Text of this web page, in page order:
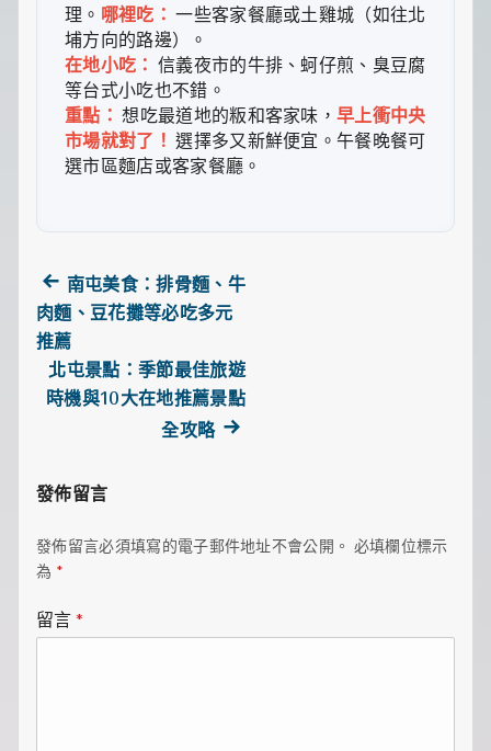
理。 哪裡吃： 一些客家餐廳或土雞城（如往北
埔方向的路邊）。
在地小吃： 信義夜市的牛排、蚵仔煎、臭豆腐
等台式小吃也不錯。
重點： 想吃最道地的粄和客家味，早上衝中央
市場就對了！ 選擇多又新鮮便宜。午餐晚餐可
選市區麵店或客家餐廳。
文
章
導
Previous
post:
南屯美食：排骨麵、牛
肉麵、豆花攤等必吃多元
推薦
北屯景點：季節最佳旅遊
時機與10大在地推薦景點
全攻略Next
發佈留言
發佈留言必須填寫的電子郵件地址不會公開。 必填欄位標示
為 *
留言 *